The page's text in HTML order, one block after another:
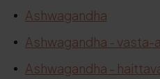
Ashwagandha
Ashwagandha - vasta-
Ashwagandha -